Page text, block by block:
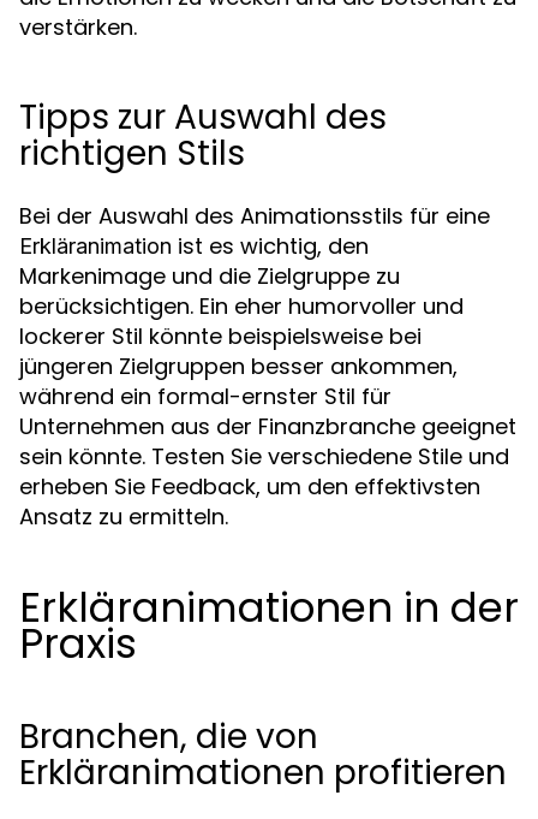
verstärken.
Tipps zur Auswahl des
richtigen Stils
Bei der Auswahl des Animationsstils für eine
Erkläranimation ist es wichtig, den
Markenimage und die Zielgruppe zu
berücksichtigen. Ein eher humorvoller und
lockerer Stil könnte beispielsweise bei
jüngeren Zielgruppen besser ankommen,
während ein formal-ernster Stil für
Unternehmen aus der Finanzbranche geeignet
sein könnte. Testen Sie verschiedene Stile und
erheben Sie Feedback, um den effektivsten
Ansatz zu ermitteln.
Erkläranimationen in der
Praxis
Branchen, die von
Erkläranimationen profitieren